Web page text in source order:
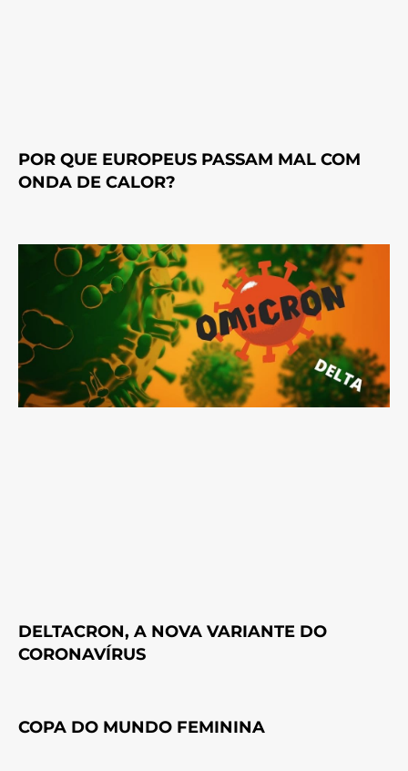
POR QUE EUROPEUS PASSAM MAL COM
ONDA DE CALOR?
DELTACRON, A NOVA VARIANTE DO
CORONAVÍRUS
COPA DO MUNDO FEMININA